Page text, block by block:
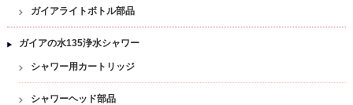
ガイアライトボトル部品
ガイアの水135浄水シャワー
シャワー用カートリッジ
シャワーヘッド部品